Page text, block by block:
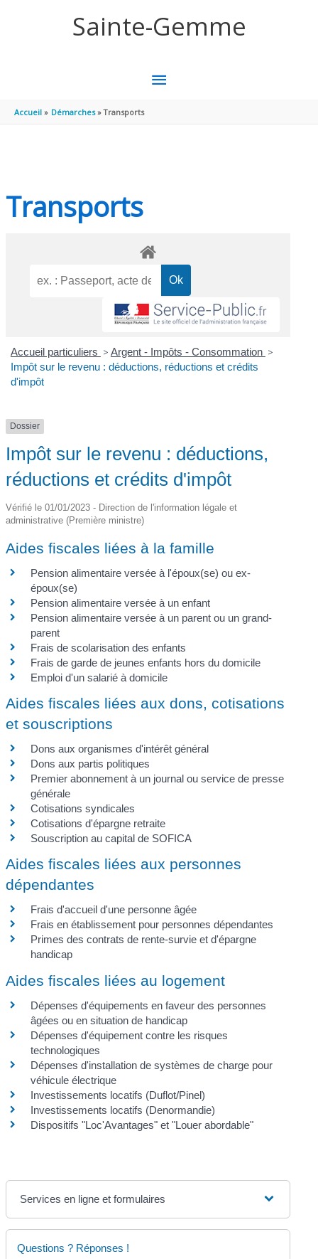
Sainte-Gemme
MENU
Accueil Démarches Transports
Transports
Accueil particuliers > Argent - Impôts - Consommation >
Impôt sur le revenu : déductions, réductions et crédits
d'impôt
Dossier
Impôt sur le revenu : déductions,
réductions et crédits d'impôt
Vérifié le 01/01/2023 - Direction de l'information légale et
administrative (Première ministre)
Aides fiscales liées à la famille
Pension alimentaire versée à l'époux(se) ou ex-
époux(se)
Pension alimentaire versée à un enfant
Pension alimentaire versée à un parent ou un grand-
parent
Frais de scolarisation des enfants
Frais de garde de jeunes enfants hors du domicile
Emploi d'un salarié à domicile
Aides fiscales liées aux dons, cotisations
et souscriptions
Dons aux organismes d'intérêt général
Dons aux partis politiques
Premier abonnement à un journal ou service de presse
générale
Cotisations syndicales
Cotisations d'épargne retraite
Souscription au capital de SOFICA
Aides fiscales liées aux personnes
dépendantes
Frais d'accueil d'une personne âgée
Frais en établissement pour personnes dépendantes
Primes des contrats de rente-survie et d'épargne
handicap
Aides fiscales liées au logement
Dépenses d'équipements en faveur des personnes
âgées ou en situation de handicap
Dépenses d'équipement contre les risques
technologiques
Dépenses d'installation de systèmes de charge pour
véhicule électrique
Investissements locatifs (Duflot/Pinel)
Investissements locatifs (Denormandie)
Dispositifs "Loc'Avantages" et "Louer abordable"
Services en ligne et formulaires
Questions ? Réponses !